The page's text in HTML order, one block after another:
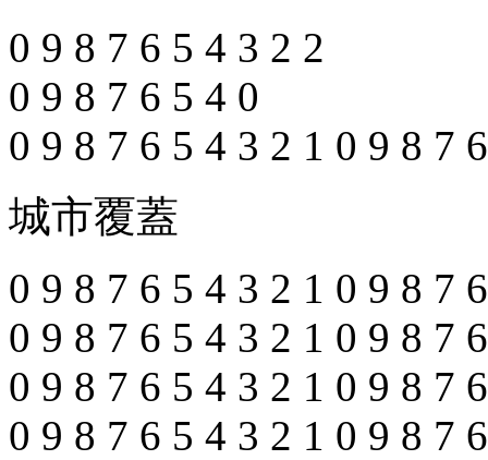
0 9 8 7 6 5 4 3 2 2
0 9 8 7 6 5 4 0
0 9 8 7 6 5 4 3 2 1 0 9 8 7 6
城市覆蓋
0 9 8 7 6 5 4 3 2 1 0 9 8 7 6
0 9 8 7 6 5 4 3 2 1 0 9 8 7 6
0 9 8 7 6 5 4 3 2 1 0 9 8 7 6
0 9 8 7 6 5 4 3 2 1 0 9 8 7 6